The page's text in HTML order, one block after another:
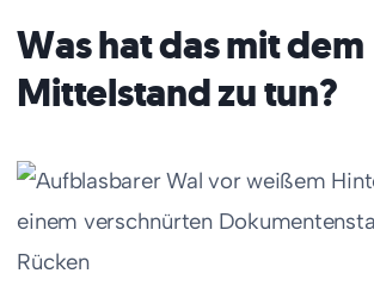
Was hat das mit dem
Mittelstand zu tun?